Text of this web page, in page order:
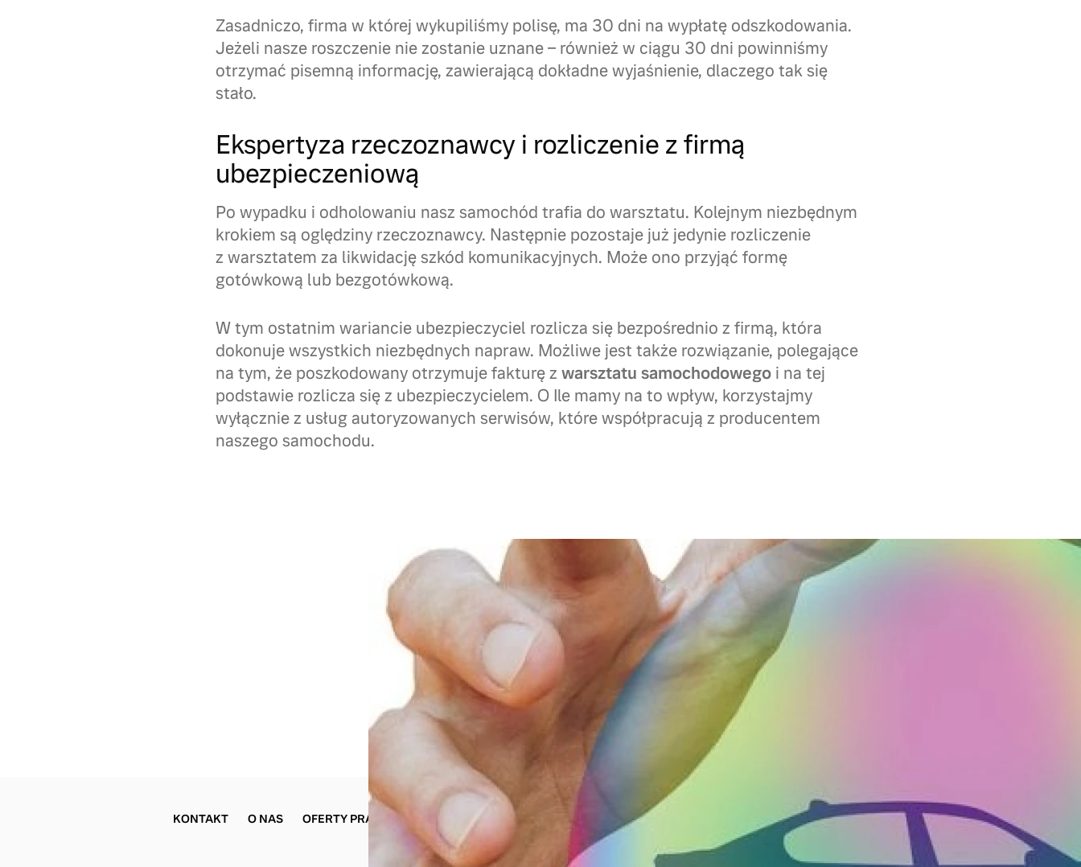
Zasadniczo, firma w której wykupiliśmy polisę, ma 30 dni na wypłatę odszkodowania.
Jeżeli nasze roszczenie nie zostanie uznane – również w ciągu 30 dni powinniśmy
otrzymać pisemną informację, zawierającą dokładne wyjaśnienie, dlaczego tak się
stało.
Ekspertyza rzeczoznawcy i rozliczenie z firmą
ubezpieczeniową
Po wypadku i odholowaniu nasz samochód trafia do warsztatu. Kolejnym niezbędnym
krokiem są oględziny rzeczoznawcy. Następnie pozostaje już jedynie rozliczenie
z warsztatem za likwidację szkód komunikacyjnych. Może ono przyjąć formę
gotówkową lub bezgotówkową.
W tym ostatnim wariancie ubezpieczyciel rozlicza się bezpośrednio z firmą, która
dokonuje wszystkich niezbędnych napraw. Możliwe jest także rozwiązanie, polegające
na tym, że poszkodowany otrzymuje fakturę z warsztatu samochodowego i na tej
podstawie rozlicza się z ubezpieczycielem. O Ile mamy na to wpływ, korzystajmy
wyłącznie z usług autoryzowanych serwisów, które współpracują z producentem
naszego samochodu.
KONTAKT O NAS OFERTY PRACY INFORMACJE PRAWNE VOLVO BIAŁYSTOK
POLITYKA PRYWATNOŚCI VOLVO BIAŁYSTOK
COOKIES
STACJE DEMONTAŻU